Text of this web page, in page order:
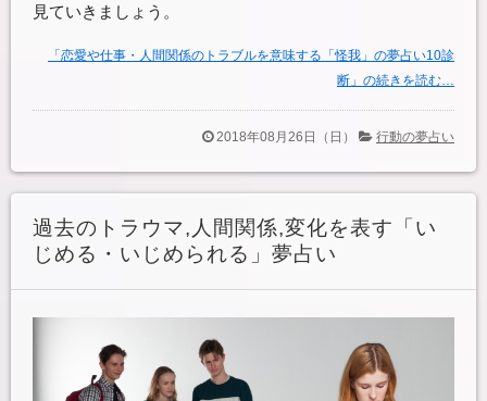
見ていきましょう。
「恋愛や仕事・人間関係のトラブルを意味する「怪我」の夢占い10診
断」の続きを読む…
2018年08月26日（日） 行動の夢占い
過去のトラウマ,人間関係,変化を表す「い
じめる・いじめられる」夢占い